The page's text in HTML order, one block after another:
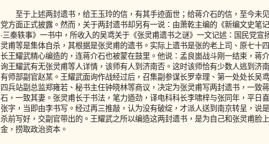
至于上述两封遗书，给王玉玲的信，有其手迹面世；给蒋介石的信，至今未
党方面正式披露。然而，关于两封遗书却另有一说：由萧乾主编的《新编文史笔
·三秦轶事》一书中，所收入的吴鸢关于《张灵甫遗书之谜》一文记述：国民党宣
灵甫等是集体自杀，其根据是张灵甫的遗书。实际上遗书是张的老上司、原七十
长王耀武精心编造的，连蒋介石也被蒙在鼓里。他说：孟良崮战斗刚一结束，蒋
询王耀武有无张灵甫等人详情，该师有人到济南否。这时该师恰有少数人逃到济
有师部副官赵某。王耀武面询作战经过后，召集副参谋长罗幸理、第一处处长吴
四兵站副总监郑雍若、秘书主任钟晓林等商议，决定为张灵甫写两封遗书，一致
石，一致其妻。张灵甫长于书法，笔力遒劲，译电科科长李啸梓与张同年，平日
张字，当即由李书写。经过再三推敲，认为没有破绽，才派人送到南京转呈，说
杀前写好，交副官带出的。王耀武之所以编造这两封遗书，是为自己和张灵甫脸
金，捞取政治资本。